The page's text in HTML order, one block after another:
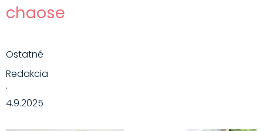
chaose
Ostatné
Redakcia
·
4.9.2025